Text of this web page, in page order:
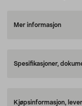
Mer informasjon
Spesifikasjoner,
Kjøpsinformasjon,